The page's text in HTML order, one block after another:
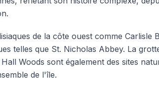
de la côte ouest comme Carlisle
telles que St. Nicholas Abbey. La
Woods sont également des sites
de l'île.